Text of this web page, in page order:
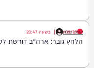
יענקי גולדן
09/08/26
| בשעה 20:47
הלחץ גובר: ארה"ב דורשת